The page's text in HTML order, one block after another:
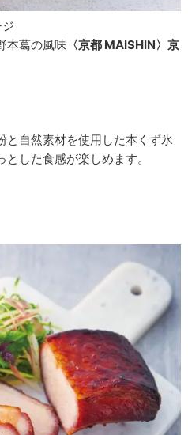
本葛の風味 〈京都 MAISHIN〉京
と自然素材を使用した本くず氷
した食感が楽しめます。